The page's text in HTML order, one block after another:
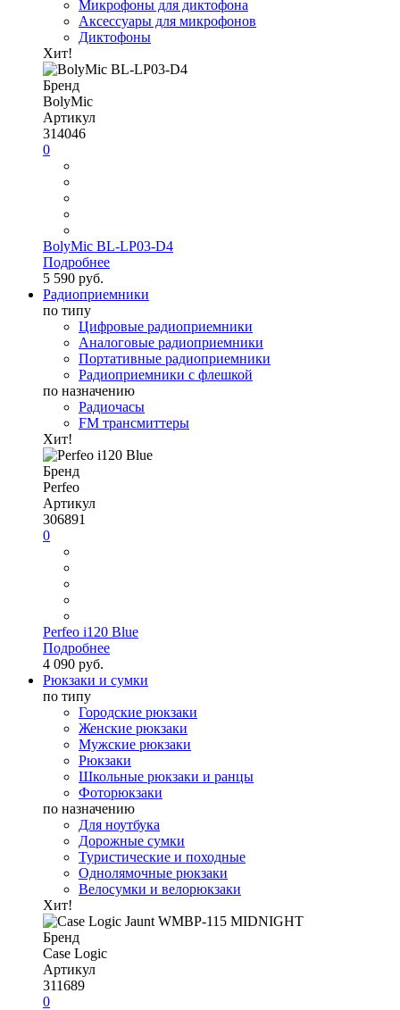
Микрофоны для диктофона
Аксессуары для микрофонов
Диктофоны
Хит!
Бренд
BolyMic
Артикул
314046
0
BolyMic BL-LP03-D4
Подробнее
5 590 руб.
Радиоприемники
по типу
Цифровые радиоприемники
Аналоговые радиоприемники
Портативные радиоприемники
Радиоприемники с флешкой
по назначению
Радиочасы
FM трансмиттеры
Хит!
Бренд
Perfeo
Артикул
306891
0
Perfeo i120 Blue
Подробнее
4 090 руб.
Рюкзаки и сумки
по типу
Городские рюкзаки
Женские рюкзаки
Мужские рюкзаки
Рюкзаки
Школьные рюкзаки и ранцы
Фоторюкзаки
по назначению
Для ноутбука
Дорожные сумки
Туристические и походные
Однолямочные рюкзаки
Велосумки и велорюкзаки
Хит!
Бренд
Case Logic
Артикул
311689
0